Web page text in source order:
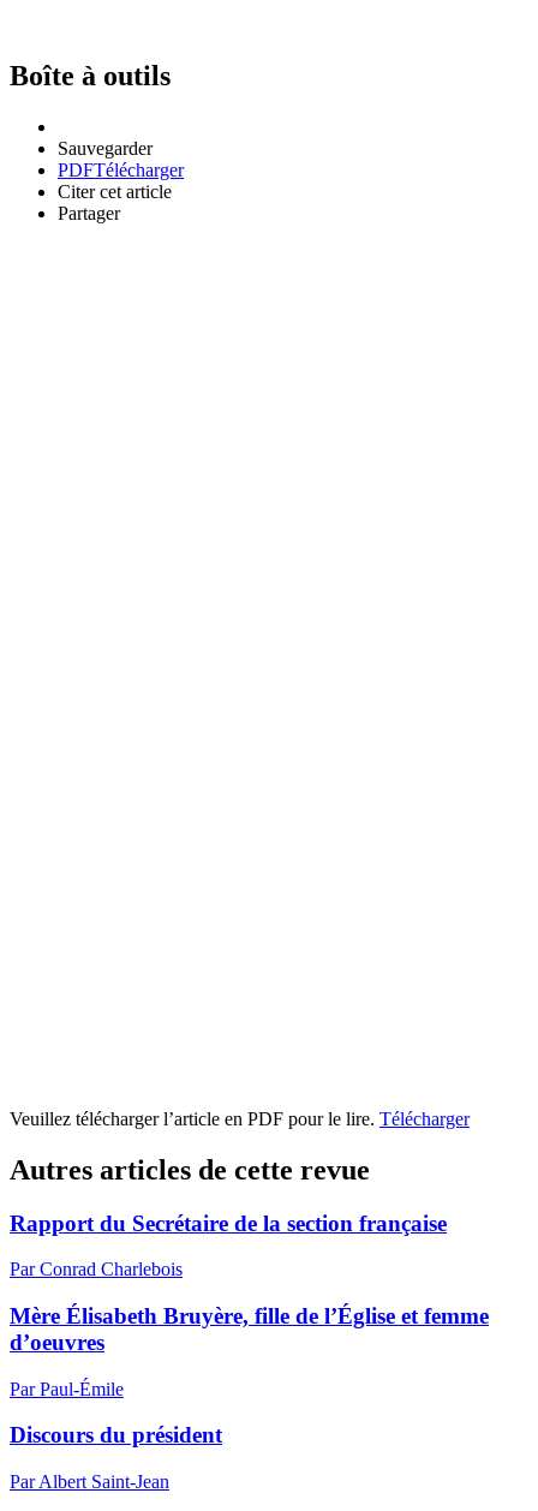
Boîte à outils
Sauvegarder
PDFTélécharger
Citer cet article
Partager
Veuillez télécharger l’article en PDF pour le lire. Télécharger
Autres articles de cette revue
Rapport du Secrétaire de la section française
Par Conrad Charlebois
Mère Élisabeth Bruyère, fille de l’Église et femme
d’oeuvres
Par Paul-Émile
Discours du président
Par Albert Saint-Jean